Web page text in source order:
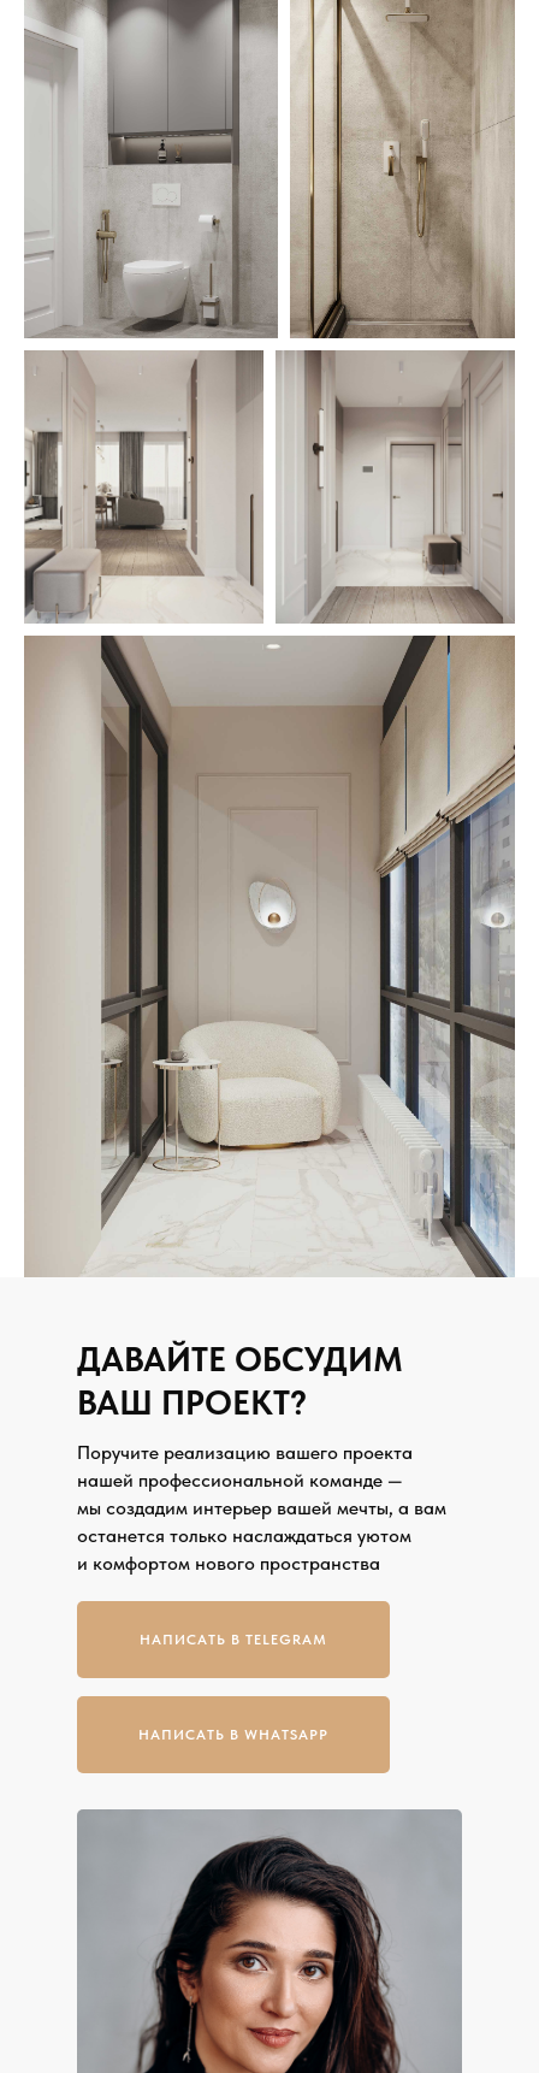
НАПИСАТЬ В WHATSAPP
НАПИСАТЬ В TELEGRAM
Поручите реализацию вашего проекта
нашей профессиональной команде —
мы создадим интерьер вашей мечты, а вам
останется только наслаждаться уютом
и комфортом нового пространства
ДАВАЙТЕ ОБСУДИМ
ВАШ ПРОЕКТ?